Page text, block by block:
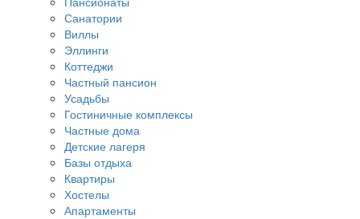
Санатории
Виллы
Эллинги
Коттеджи
Частный пансион
Усадьбы
Гостиничные комплексы
Частные дома
Детские лагеря
Базы отдыха
Квартиры
Хостелы
Апартаменты